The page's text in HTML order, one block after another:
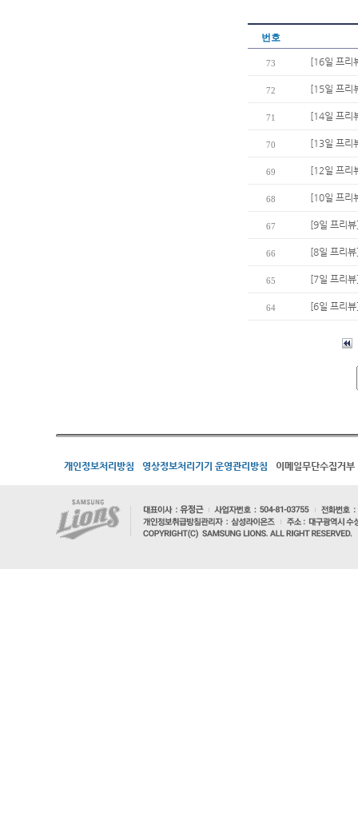
번호
73 [16일 프리
72 [15일 프리
71 [14일 프리
70 [13일 프리
69 [12일 프리
68 [10일 프리
67 [9일 프리
66 [8일 프리
65 [7일 프리뷰
64 [6일 프리
개인정보처리방침 영상정보처리기기 운영관리방침 이메일무단수집거부